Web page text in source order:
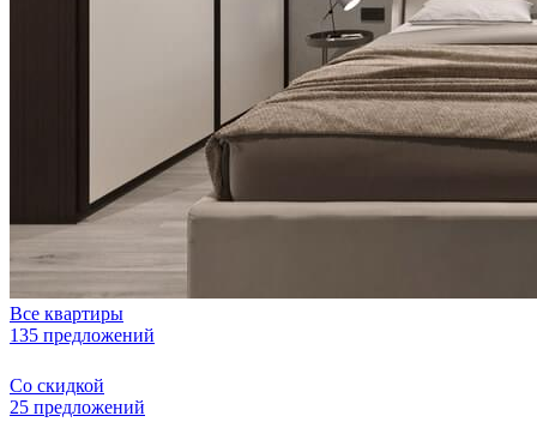
Все квартиры
135 предложений
Со скидкой
25 предложений